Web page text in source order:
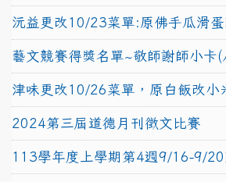
沅益更改10/23菜單:原佛手瓜滑
藝文競賽得獎名單~敬師謝師小卡(
津味更改10/26菜單，原白飯改小
2024第三屆道德月刊徵文比賽
113學年度上學期第4週9/16-9/20